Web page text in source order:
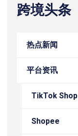
跨境头条
热点新闻
平台资讯
TikTok Shop
Shopee